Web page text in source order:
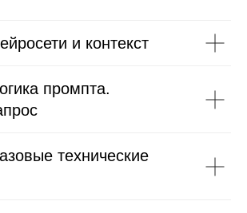
и контекст
промпта.
технические